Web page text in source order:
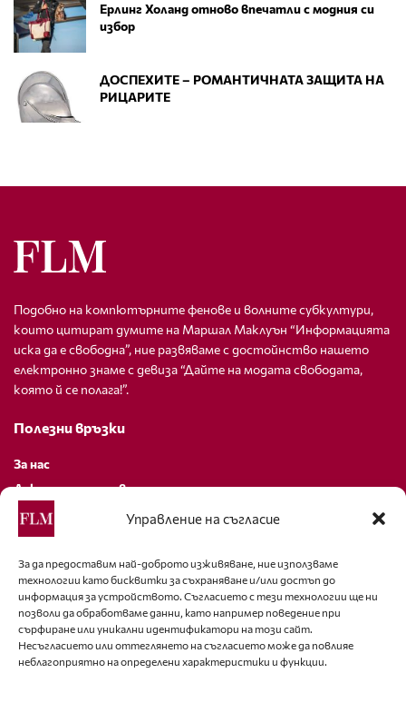
Управление на съгласие
За да предоставим най-доброто изживяване, ние използваме
технологии като бисквитки за съхраняване и/или достъп до
информация за устройството. Съгласието с тези технологии ще ни
позволи да обработваме данни, като например поведение при
сърфиране или уникални идентификатори на този сайт.
Несъгласието или оттеглянето на съгласието може да повлияе
неблагоприятно на определени характеристики и функции.
Ерлинг Холанд отново впечатли с модния си
избор
ДОСПЕХИТЕ – РОМАНТИЧНАТА ЗАЩИТА НА
РИЦАРИТЕ
Подобно на компютърните фенове и волните субкултури,
които цитират думите на Маршал Маклуън “Информацията
иска да е свободна”, ние развяваме с достойнство нашето
електронно знаме с девиза “Дайте на модата свободата,
която й се полага!”.
Полезни връзки
За нас
Декларация за поверителност
Политика за бисквитки
За контакти
editor@fashion-lifestyle.net
+359 88 227 33 47
Последвайте ни